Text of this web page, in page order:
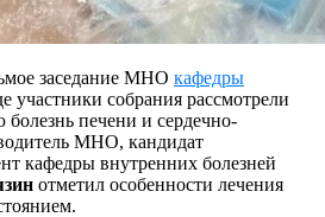
заседание МНО кафедры
участники собрания рассмотрели
печени и сердечно-
МНО, кандидат
кафедры внутренних болезней
отметил особенности лечения